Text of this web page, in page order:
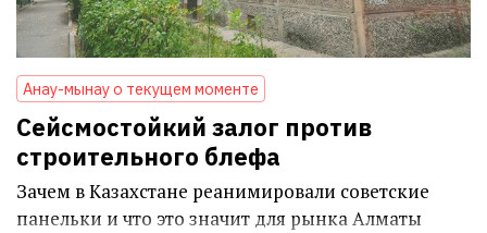
Анау-мынау о текущем моменте
Сейсмостойкий залог против
строительного блефа
Зачем в Казахстане реанимировали советские
панельки и что это значит для рынка Алматы